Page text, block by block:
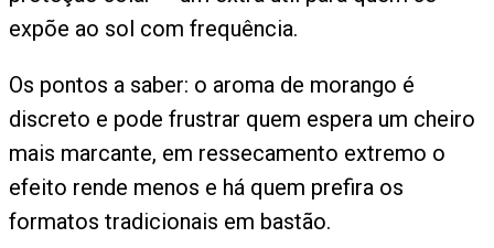
expõe ao sol com frequência.
Os pontos a saber: o aroma de morango é
discreto e pode frustrar quem espera um cheiro
mais marcante, em ressecamento extremo o
efeito rende menos e há quem prefira os
formatos tradicionais em bastão.